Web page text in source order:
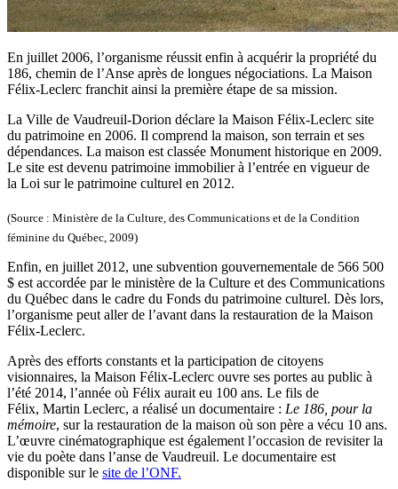
En juillet 2006, l’organisme réussit enfin à acquérir la propriété du
186, chemin de l’Anse après de longues négociations. La Maison
Félix-Leclerc franchit ainsi la première étape de sa mission.
La Ville de Vaudreuil-Dorion déclare la Maison Félix-Leclerc site
du patrimoine en 2006. Il comprend la maison, son terrain et ses
dépendances. La maison est classée Monument historique en 2009.
Le site est devenu patrimoine immobilier à l’entrée en vigueur de
la Loi sur le patrimoine culturel en 2012.
(Source : Ministère de la Culture, des Communications et de la Condition
féminine du Québec, 2009)
Enfin, en juillet 2012, une subvention gouvernementale de 566 500
$ est accordée par le ministère de la Culture et des Communications
du Québec dans le cadre du Fonds du patrimoine culturel. Dès lors,
l’organisme peut aller de l’avant dans la restauration de la Maison
Félix-Leclerc.
Après des efforts constants et la participation de citoyens
visionnaires, la Maison Félix-Leclerc ouvre ses portes au public à
l’été 2014, l’année où Félix aurait eu 100 ans. Le fils de
Félix, Martin Leclerc, a réalisé un documentaire : Le 186, pour la
mémoire, sur la restauration de la maison où son père a vécu 10 ans.
L’œuvre cinématographique est également l’occasion de revisiter la
vie du poète dans l’anse de Vaudreuil. Le documentaire est
disponible sur le site de l’ONF.